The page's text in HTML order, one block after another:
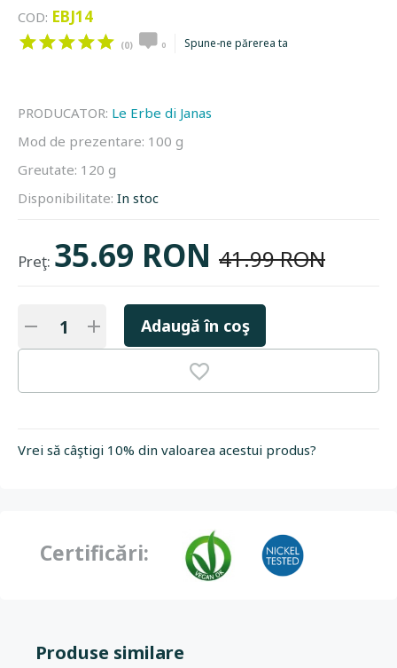
COD: EBJ14
(0) 0 Spune-ne părerea ta
PRODUCATOR: Le Erbe di Janas
Mod de prezentare: 100 g
Greutate: 120 g
Disponibilitate: In stoc
Preţ: 35.69 RON 41.99 RON
Adaugă în coş
Vrei să câştigi 10% din valoarea acestui produs?
Certificări:
Produse similare